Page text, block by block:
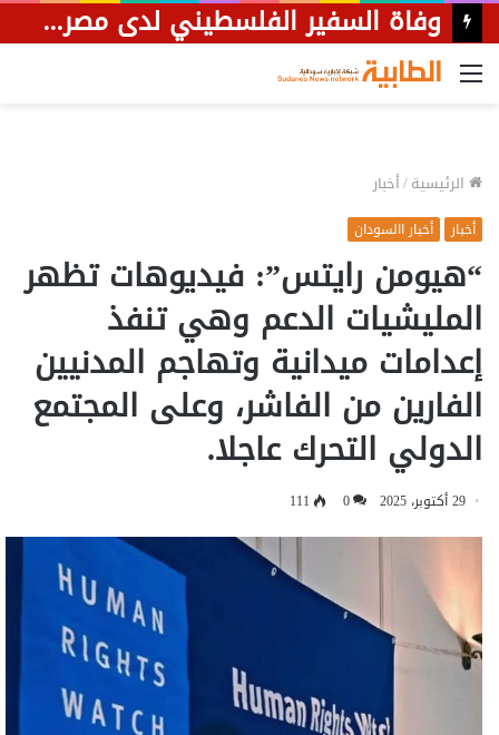
القائمة
الرئيسية/أخبار
أخبار أخبار االسودان
“هيومن رايتس”: فيديوهات تظهر
المليشيات الدعم وهي تنفذ
إعدامات ميدانية وتهاجم المدنيين
الفارين من الفاشر، وعلى المجتمع
الدولي التحرك عاجلا.
29 أكتوبر، 2025 0
111